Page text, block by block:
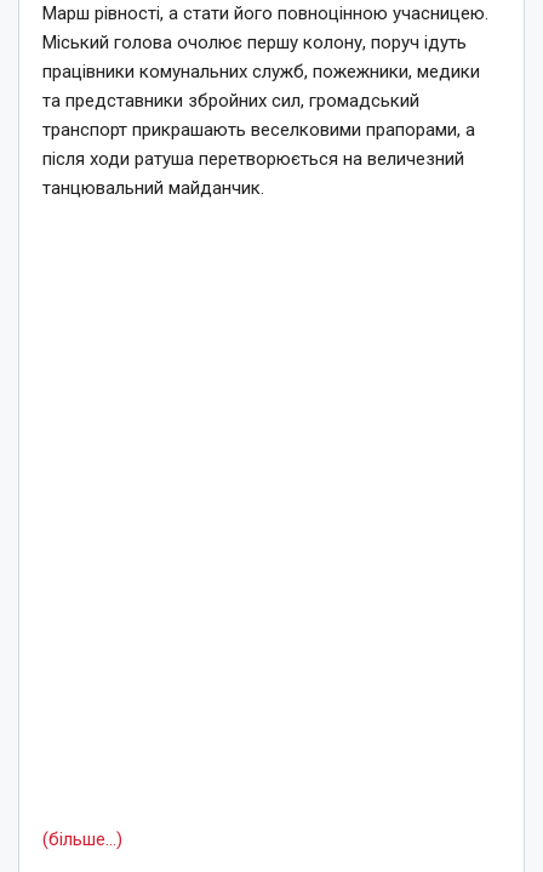
Марш рівності, а стати його повноцінною учасницею.
Міський голова очолює першу колону, поруч ідуть
працівники комунальних служб, пожежники, медики
та представники збройних сил, громадський
транспорт прикрашають веселковими прапорами, а
після ходи ратуша перетворюється на величезний
танцювальний майданчик.
(більше…)